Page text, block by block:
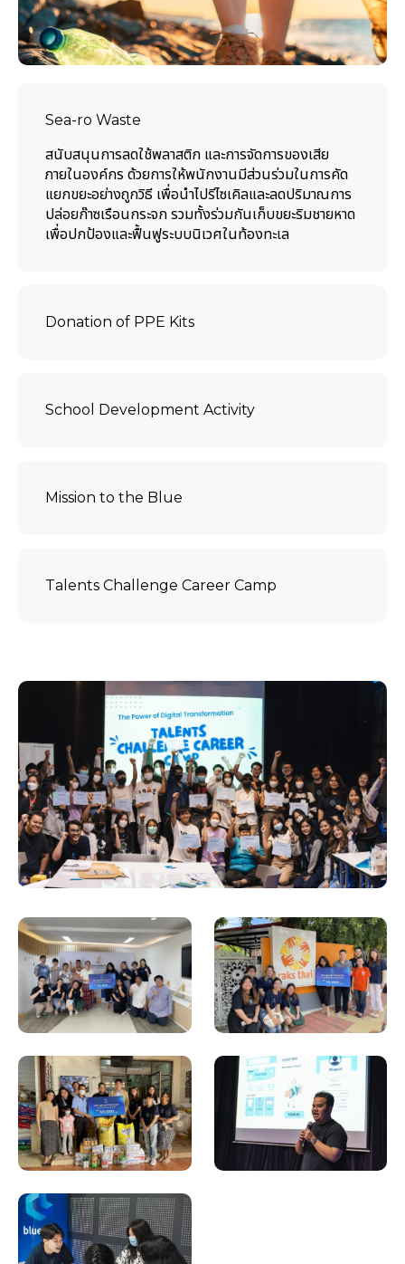
Sea-ro Waste
สนับสนุนการลดใช้พลาสติก และการจัดการของเสีย
ภายในองค์กร ด้วยการให้พนักงานมีส่วนร่วมในการคัด
แยกขยะอย่างถูกวิธี เพื่อนำไปรีไซเคิลและลดปริมาณการ
ปล่อยก๊าซเรือนกระจก รวมทั้งร่วมกันเก็บขยะริมชายหาด
เพื่อปกป้องและฟื้นฟูระบบนิเวศในท้องทะเล
Donation of PPE Kits
School Development Activity
Mission to the Blue
Talents Challenge Career Camp